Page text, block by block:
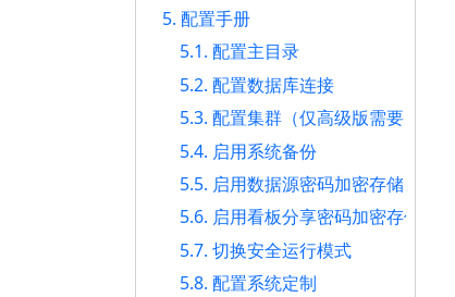
5. 配置手册
5.1. 配置主目录
5.2. 配置数据库连接
5.3. 配置集群（仅高级版需要）
5.4. 启用系统备份
5.5. 启用数据源密码加密存储
5.6. 启用看板分享密码加密存储
5.7. 切换安全运行模式
5.8. 配置系统定制